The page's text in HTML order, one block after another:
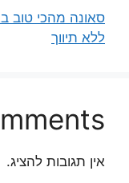
סאונה מהכי טוב
ללא תיווך
אין תגובות להציג.